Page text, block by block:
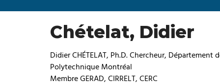
Chételat, Didier
Didier CHÉTELAT, Ph.D. Chercheur,
Polytechnique Montréal
Membre GERAD, CIRRELT, CERC